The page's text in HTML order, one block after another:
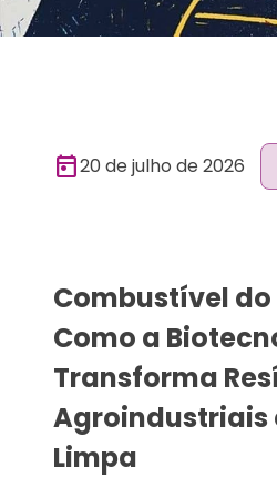
today20 de julho de 2026
Combustível do
Como a
Transforma
Agroindustriais
Limpa